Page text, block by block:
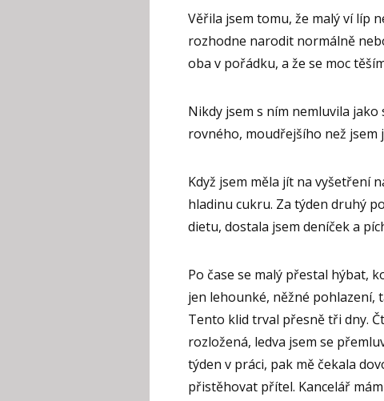
Věřila jsem tomu, že malý ví líp
rozhodne narodit normálně
oba v pořádku, a že se moc
Nikdy jsem s ním nemluvila
rovného, moudřejšího než jsem
Když jsem měla jít na vyšetření
hladinu cukru. Za týden druhý
dietu, dostala jsem deníček a
Po čase se malý přestal hýbat,
jen lehounké, něžné pohlazení,
Tento klid trval přesně tři dny.
rozložená, ledva jsem se
týden v práci, pak mě čekala
přistěhovat přítel. Kancelář